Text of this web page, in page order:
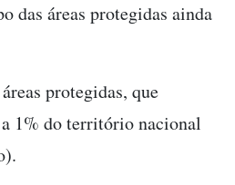
das áreas protegidas ainda
protegidas, que
a 1% do território nacional